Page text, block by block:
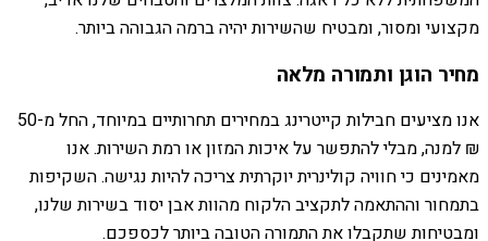
מקצועי ומסור, ומבטיח שהשירות יהיה ברמה הגבוהה ביותר.
מחיר הוגן ותמורה מלאה
אנו מציעים חבילות קייטרינג במחירים תחרותיים במיוחד, החל מ-50
₪ למנה, מבלי להתפשר על איכות המזון או רמת השירות. אנו
מאמינים כי חוויה קולינרית יוקרתית צריכה להיות נגישה. השקיפות
בתמחור וההתאמה לתקציב הלקוח מהוות אבן יסוד בשירות שלנו,
ומבטיחות שתקבלו את התמורה הטובה ביותר לכספכם.